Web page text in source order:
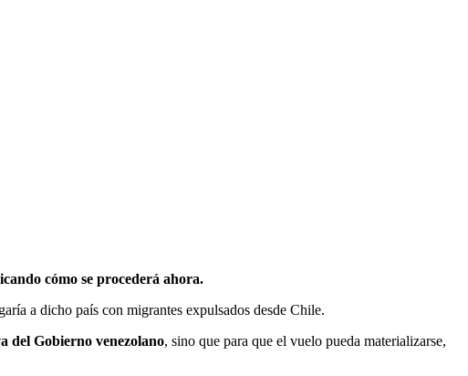
cómo se procederá ahora.
a dicho país con migrantes expulsados desde Chile.
del Gobierno venezolano, sino que para que el vuelo pueda materializarse,